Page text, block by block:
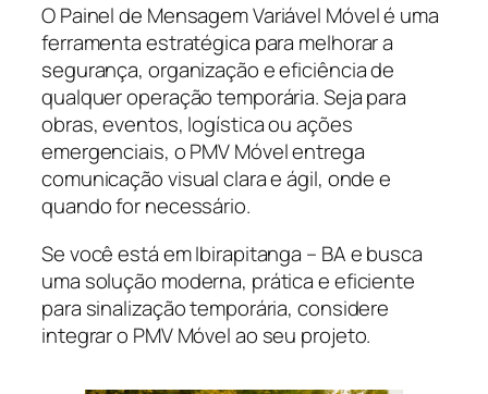
O Painel de Mensagem Variável Móvel é uma
ferramenta estratégica para melhorar a
segurança, organização e eficiência de
qualquer operação temporária. Seja para
obras, eventos, logística ou ações
emergenciais, o PMV Móvel entrega
comunicação visual clara e ágil, onde e
quando for necessário.
Se você está em Ibirapitanga – BA e busca
uma solução moderna, prática e eficiente
para sinalização temporária, considere
integrar o PMV Móvel ao seu projeto.